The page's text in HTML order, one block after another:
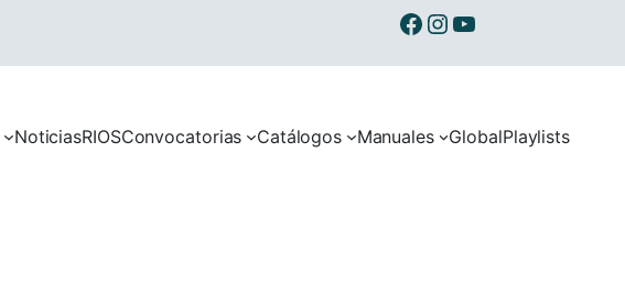
NoticiasRIOSConvocatorias Catálogos Manuales GlobalPlaylists
Ibermusicas en Facebook
Ibermusicas en Instagram
Ibermusicas en Youtube